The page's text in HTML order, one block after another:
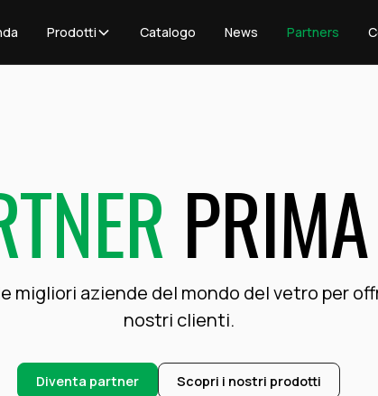
Prodotti Catalogo News Partners
migliori aziende del mondo del vetro per
nostri clienti.
Diventa partner Scopri i nostri prodotti